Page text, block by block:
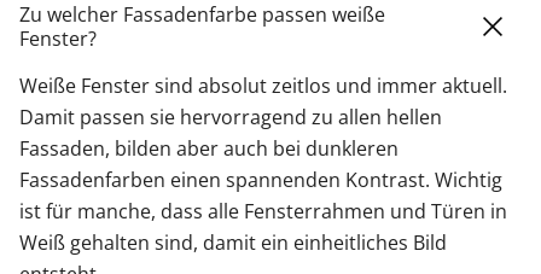
Zu welcher Fassadenfarbe passen weiße
Fenster?
Weiße Fenster sind absolut zeitlos und immer aktuell.
Damit passen sie hervorragend zu allen hellen
Fassaden, bilden aber auch bei dunkleren
Fassadenfarben einen spannenden Kontrast. Wichtig
ist für manche, dass alle Fensterrahmen und Türen in
Weiß gehalten sind, damit ein einheitliches Bild